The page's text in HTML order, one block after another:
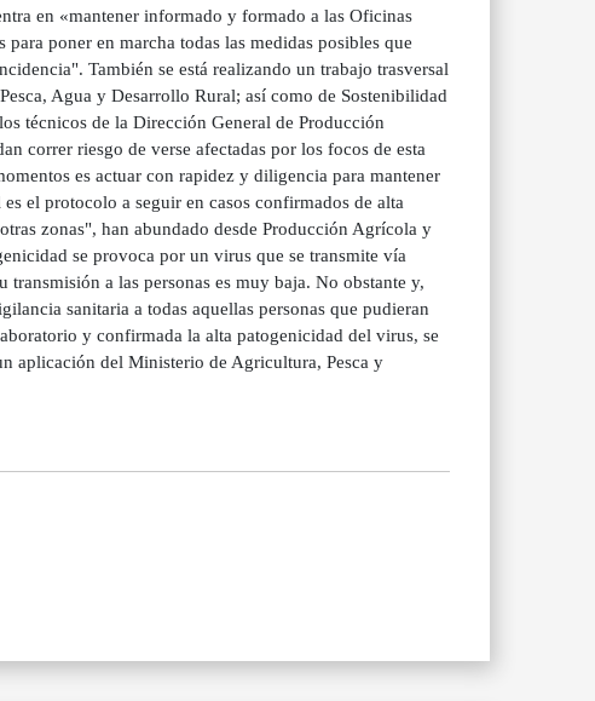
en «mantener informado y formado a las Oficinas
poner en marcha todas las medidas posibles que
También se está realizando un trabajo trasversal
Agua y Desarrollo Rural; así como de Sostenibilidad
técnicos de la Dirección General de Producción
correr riesgo de verse afectadas por los focos de esta
es actuar con rapidez y diligencia para mantener
el protocolo a seguir en casos confirmados de alta
zonas", han abundado desde Producción Agrícola y
se provoca por un virus que se transmite vía
a las personas es muy baja. No obstante y,
sanitaria a todas aquellas personas que pudieran
y confirmada la alta patogenicidad del virus, se
aplicación del Ministerio de Agricultura, Pesca y